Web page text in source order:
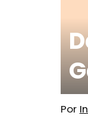
Por